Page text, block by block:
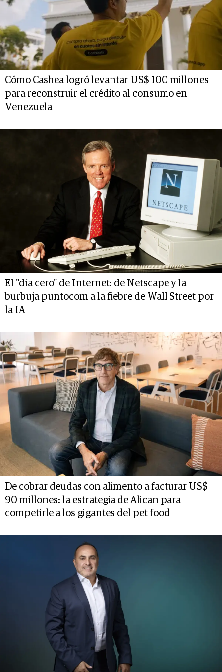
Cómo Cashea logró levantar US$ 100 millones
para reconstruir el crédito al consumo en
Venezuela
El "día cero" de Internet: de Netscape y la
burbuja puntocom a la fiebre de Wall Street por
la IA
De cobrar deudas con alimento a facturar US$
90 millones: la estrategia de Alican para
competirle a los gigantes del pet food